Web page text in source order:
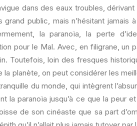
dans des eaux troubles, dérivant
public, mais n’hésitant jamais
la paranoïa, la perte
pour le Mal. Avec, en filigrane, un
Toutefois, loin des fresques
la planète, on peut considérer les
du monde, qui intègrent
la paranoïa jusqu’à ce que la peur
de son cinéaste que sa part